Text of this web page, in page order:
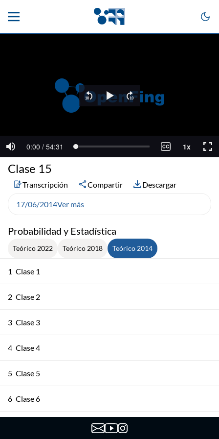
Probabilidad y Estadística
Teórico 2022 Teórico 2018 Teórico 2014
1 Clase 1
2 Clase 2
3 Clase 3
4 Clase 4
5 Clase 5
6 Clase 6
Clase 15
Transcripción Compartir Descargar
17/06/2014Ver más